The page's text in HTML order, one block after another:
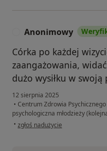
Anonimowy
Córka po każdej
zaangażowania,
dużo wysiłku w swoją
12 sierpnia 2025
• Centrum Zdrowia
psychologiczna młodzieży
• w opinii użytkownika Anonimowy
zgłoś nadużycie